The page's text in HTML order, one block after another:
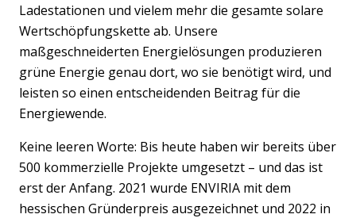
Ladestationen und vielem mehr die gesamte solare
Wertschöpfungskette ab. Unsere
maßgeschneiderten Energielösungen produzieren
grüne Energie genau dort, wo sie benötigt wird, und
leisten so einen entscheidenden Beitrag für die
Energiewende.
Keine leeren Worte: Bis heute haben wir bereits über
500 kommerzielle Projekte umgesetzt – und das ist
erst der Anfang. 2021 wurde ENVIRIA mit dem
hessischen Gründerpreis ausgezeichnet und 2022 in